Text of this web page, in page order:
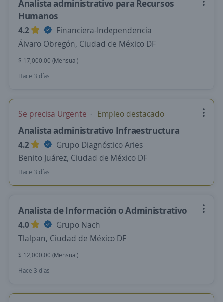
Analista administrativo para Recursos
Humanos
4.2
Financiera-Independencia
Álvaro Obregón, Ciudad de México DF
$ 17,000.00 (Mensual)
Hace 3 días
Se precisa Urgente Empleo destacado
Analista administrativo Infraestructura
4.2
Grupo Diagnóstico Aries
Benito Juárez, Ciudad de México DF
Hace 3 días
Analista de Información o Administrativo
4.0
Grupo Nach
Tlalpan, Ciudad de México DF
$ 12,000.00 (Mensual)
Hace 3 días